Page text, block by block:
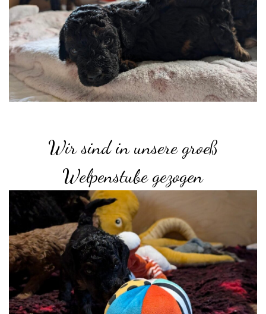
Wir sind in unsere groeß
Welpenstube gezogen